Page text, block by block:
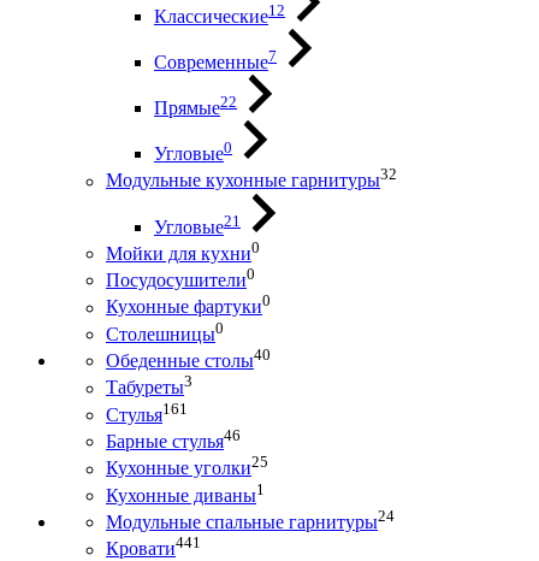
Классические12
Современные7
Прямые22
Угловые0
Модульные кухонные гарнитуры32
Угловые21
Мойки для кухни0
Посудосушители0
Кухонные фартуки0
Столешницы0
Обеденные столы40
Табуреты3
Стулья161
Барные стулья46
Кухонные уголки25
Кухонные диваны1
Модульные спальные гарнитуры24
Кровати441